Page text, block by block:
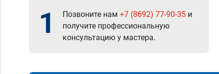
1 Позвоните нам +7 (8692) 77-90-35 и
получите профессиональную
консультацию у мастера.